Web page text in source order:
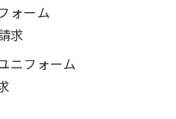
ォーム
求
ニフォーム